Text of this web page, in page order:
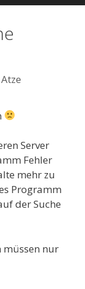
Server
Fehler
mehr zu
Programm
der Suche
müssen nur